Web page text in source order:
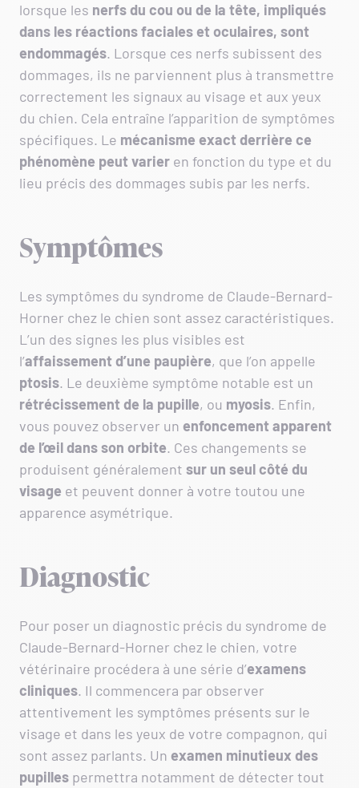
lorsque les nerfs du cou ou de la tête, impliqués
dans les réactions faciales et oculaires, sont
endommagés. Lorsque ces nerfs subissent des
dommages, ils ne parviennent plus à transmettre
correctement les signaux au visage et aux yeux
du chien. Cela entraîne l’apparition de symptômes
spécifiques. Le mécanisme exact derrière ce
phénomène peut varier en fonction du type et du
lieu précis des dommages subis par les nerfs.
Symptômes
Les symptômes du syndrome de Claude-Bernard-
Horner chez le chien sont assez caractéristiques.
L’un des signes les plus visibles est
l’affaissement d’une paupière, que l’on appelle
ptosis. Le deuxième symptôme notable est un
rétrécissement de la pupille, ou myosis. Enfin,
vous pouvez observer un enfoncement apparent
de l’œil dans son orbite. Ces changements se
produisent généralement sur un seul côté du
visage et peuvent donner à votre toutou une
apparence asymétrique.
Diagnostic
Pour poser un diagnostic précis du syndrome de
Claude-Bernard-Horner chez le chien, votre
vétérinaire procédera à une série d’examens
cliniques. Il commencera par observer
attentivement les symptômes présents sur le
visage et dans les yeux de votre compagnon, qui
sont assez parlants. Un examen minutieux des
pupilles permettra notamment de détecter tout